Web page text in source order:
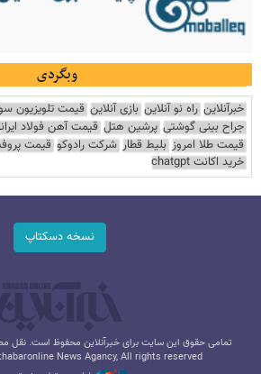
وبگردی
خبرآنلاین راه نو آنلاین بازی آنلاین قیمت تلویزیون
جراح بینی گوشتی پرشین هتل قیمت آهن فولاد
قیمت طلا امروز بلیط قطار شرکت رادوکو قیمت
خرید اکانت chatgpt
نسخه دسکتاپ
تمامی حقوق این سایت برای خبرآنلاین محفوظ است. نقل
News Agancy, All rights reserved